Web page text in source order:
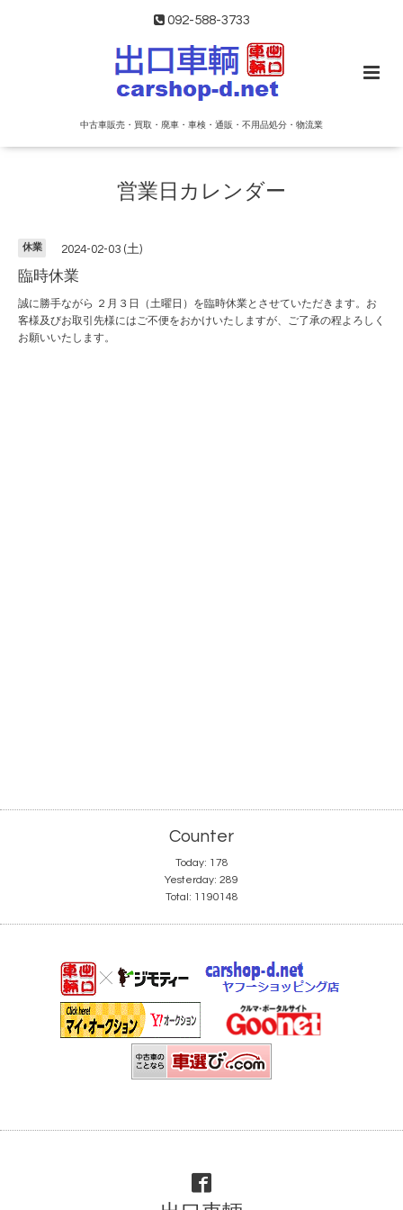
092-588-3733
中古車販売・買取・廃車・車検・通販・不用品処分・物流業
営業日カレンダー
休業 2024-02-03 (土)
臨時休業
誠に勝手ながら ２月３日（土曜日）を臨時休業とさせていただきます。お
客様及びお取引先様にはご不便をおかけいたしますが、ご了承の程よろしく
お願いいたします。
Counter
Today: 178
Yesterday: 289
Total: 1190148